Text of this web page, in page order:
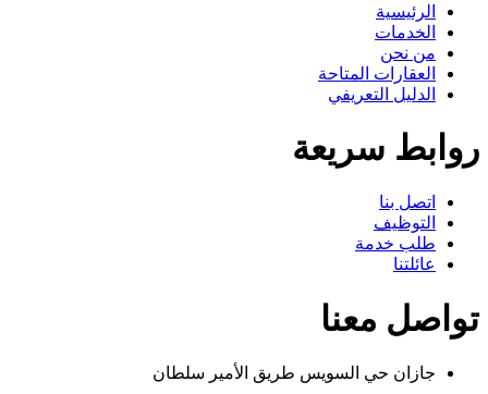
الرئيسية
الخدمات
من نحن
العقارات المتاحة
الدليل التعريفي
روابط سريعة
اتصل بنا
التوظيف
طلب خدمة
عائلتنا
تواصل معنا
جازان حي السويس طريق الأمير سلطان